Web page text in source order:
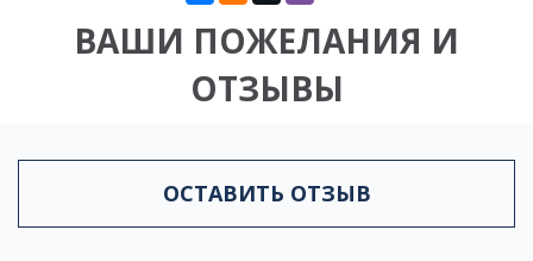
ВАШИ ПОЖЕЛАНИЯ И
ОТЗЫВЫ
ОСТАВИТЬ ОТЗЫВ